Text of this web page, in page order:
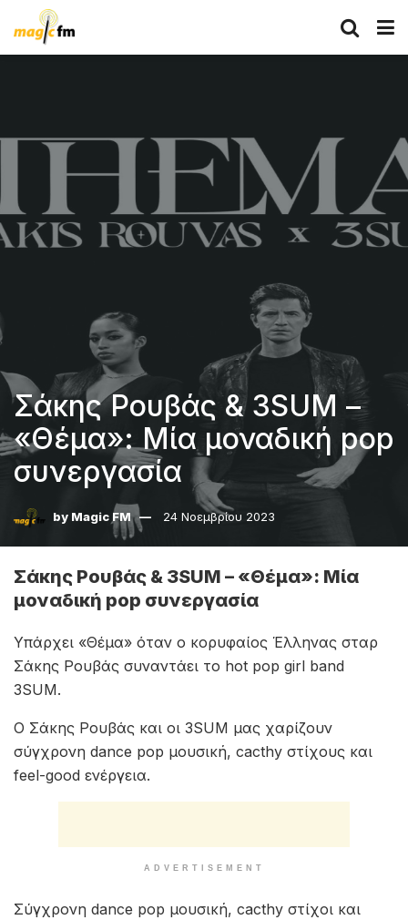
Σάκης Ρουβάς & 3SUM –
«Θέμα»: Μία μοναδική pop
συνεργασία
by Magic FM 24 Νοεμβρίου 2023
Σάκης Ρουβάς & 3SUM – «Θέμα»: Μία
μοναδική pop συνεργασία
Υπάρχει «Θέμα» όταν ο κορυφαίος Έλληνας σταρ
Σάκης Ρουβάς συναντάει το hot pop girl band
3SUM.
Ο Σάκης Ρουβάς και οι 3SUM μας χαρίζουν
σύγχρονη dance pop μουσική, cacthy στίχους και
feel-good ενέργεια.
ADVERTISEMENT
Σύγχρονη dance pop μουσική, cacthy στίχοι και